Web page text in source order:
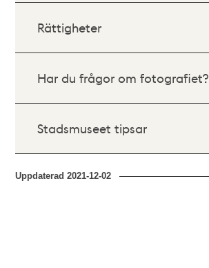
Rättigheter
Har du frågor om fotografiet?
Stadsmuseet tipsar
Uppdaterad2021-12-02